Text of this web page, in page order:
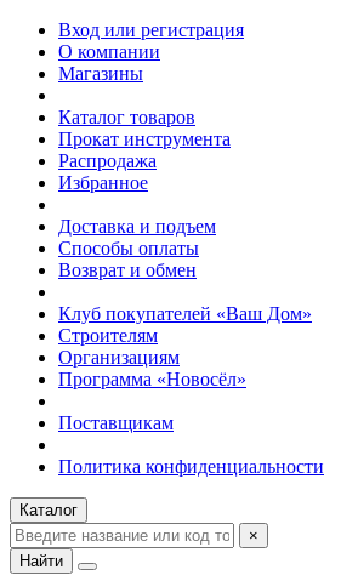
Вход или регистрация
О компании
Магазины
Каталог товаров
Прокат инструмента
Распродажа
Избранное
Доставка и подъем
Способы оплаты
Возврат и обмен
Клуб покупателей «Ваш Дом»
Строителям
Организациям
Программа «Новосёл»
Поставщикам
Политика конфиденциальности
Каталог
×
Найти